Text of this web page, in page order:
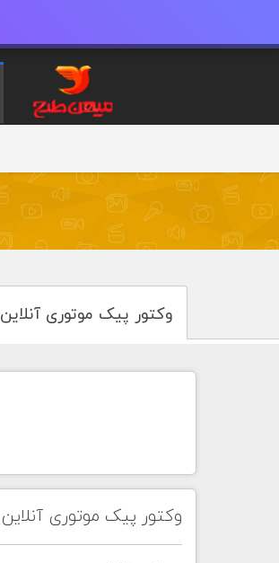
وکتور پیک موتوری آنلاین
وکتور پیک موتوری آنلاین